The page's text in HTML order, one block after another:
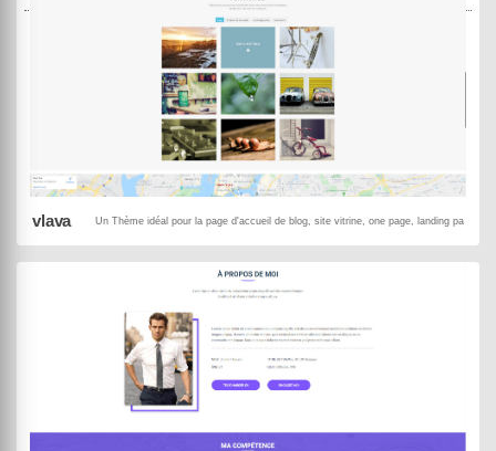
vlava Un Thème idéal pour la page d'accueil de blog, site vitrine, one page, landing page,
DEMO
ACHETER